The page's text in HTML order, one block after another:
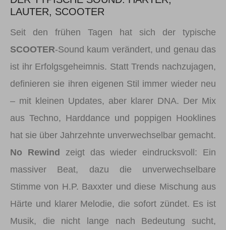
LAUTER, SCOOTER
Seit den frühen Tagen hat sich der typische
SCOOTER-Sound kaum verändert, und genau das
ist ihr Erfolgsgeheimnis. Statt Trends nachzujagen,
definieren sie ihren eigenen Stil immer wieder neu
– mit kleinen Updates, aber klarer DNA. Der Mix
aus Techno, Harddance und poppigen Hooklines
hat sie über Jahrzehnte unverwechselbar gemacht.
No Rewind
zeigt das wieder eindrucksvoll: Ein
massiver Beat, dazu die unverwechselbare
Stimme von H.P. Baxxter und diese Mischung aus
Härte und klarer Melodie, die sofort zündet. Es ist
Musik, die nicht lange nach Bedeutung sucht,